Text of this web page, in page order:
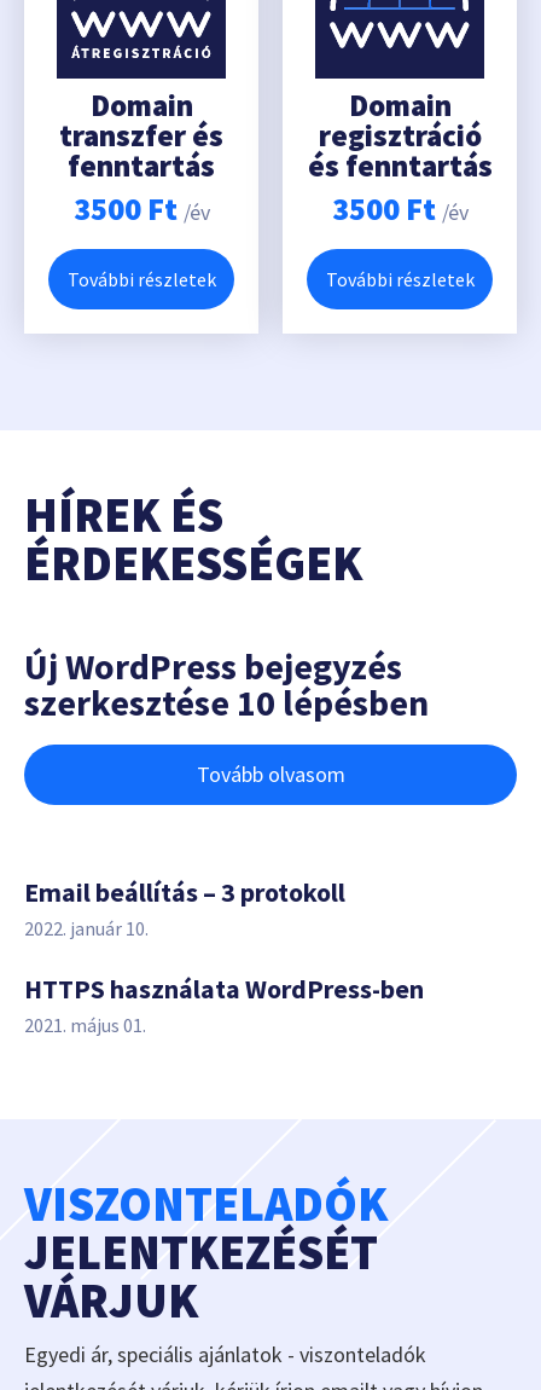
Domain
transzfer és
fenntartás
3500 Ft /év
További részletek
Domain
regisztráció
és fenntartás
3500 Ft /év
További részletek
HÍREK ÉS
ÉRDEKESSÉGEK
Új WordPress bejegyzés
szerkesztése 10 lépésben
Tovább olvasom
Email beállítás – 3 protokoll
2022. január 10.
HTTPS használata WordPress-ben
2021. május 01.
VISZONTELADÓK
JELENTKEZÉSÉT
VÁRJUK
Egyedi ár, speciális ajánlatok - viszonteladók